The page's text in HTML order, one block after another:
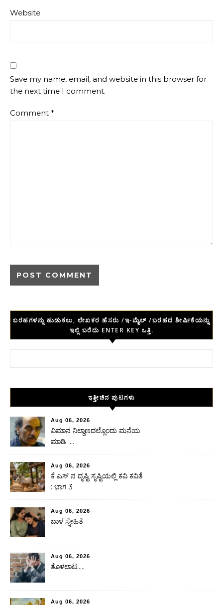
Website
Save my name, email, and website in this browser for
the next time I comment.
Comment *
ಬರಹಗಳನ್ನು ಹುಡುಕಲು, ಲೇಖಕರ ಹೆಸರು /ಇ-ಮೈಲ್ /ಬರಹದ ಶೀರ್ಷಿಕೆಯನ್ನು
ಇಲ್ಲಿ ಬರೆದು ENTER KEY ಒತ್ತಿ.
ಇತ್ತೀಚಿನ ಪುಟಗಳು
Aug 06, 2026
ವಿಮಾನ ನಿಲ್ದಾಣದಲ್ಲೊಂದು ಮನೆಯ
ಮಾಡಿ ….
Aug 06, 2026
ಕೆ ಎಸ್ ನ ದೃಷ್ಟಿ ಸೃಷ್ಟಿಯಲ್ಲಿ ಕವಿ ಕವಿತೆ
: ಭಾಗ 3
Aug 06, 2026
ಬಾಳ ಸ್ನೇಹಿತೆ
Aug 06, 2026
ತೊಳಲಾಟ…..
Aug 06, 2026